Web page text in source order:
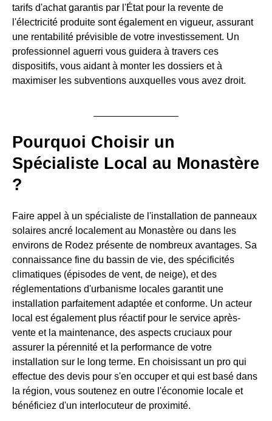
tarifs d'achat garantis par l'État pour la revente de
l'électricité produite sont également en vigueur, assurant
une rentabilité prévisible de votre investissement. Un
professionnel aguerri vous guidera à travers ces
dispositifs, vous aidant à monter les dossiers et à
maximiser les subventions auxquelles vous avez droit.
Pourquoi Choisir un
Spécialiste Local au Monastère
?
Faire appel à un spécialiste de l'installation de panneaux
solaires ancré localement au Monastère ou dans les
environs de Rodez présente de nombreux avantages. Sa
connaissance fine du bassin de vie, des spécificités
climatiques (épisodes de vent, de neige), et des
réglementations d'urbanisme locales garantit une
installation parfaitement adaptée et conforme. Un acteur
local est également plus réactif pour le service après-
vente et la maintenance, des aspects cruciaux pour
assurer la pérennité et la performance de votre
installation sur le long terme. En choisissant un pro qui
effectue des devis pour s'en occuper et qui est basé dans
la région, vous soutenez en outre l'économie locale et
bénéficiez d'un interlocuteur de proximité.